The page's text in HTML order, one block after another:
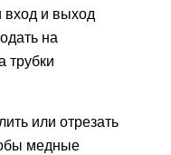
и выход
на
трубки
или отрезать
медные